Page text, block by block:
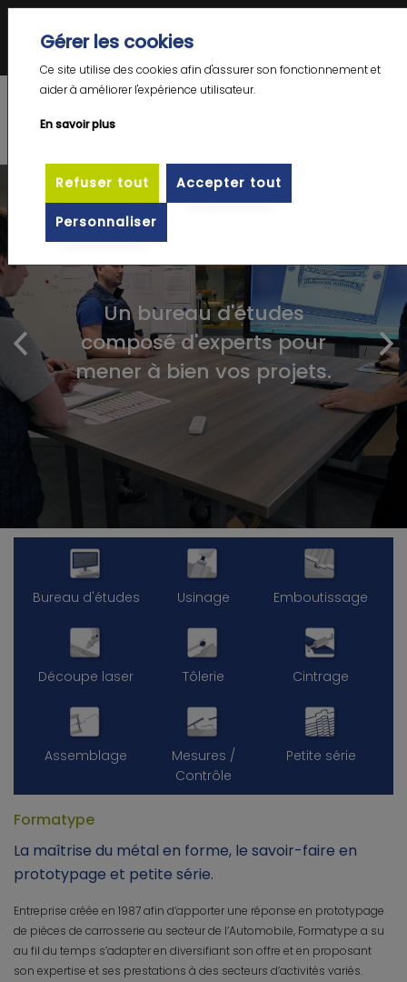
petite série
Un bureau d'études
composé d'experts pour
mener à bien vos projets.
Bureau d'études Usinage Emboutissage
Découpe laser Tôlerie Cintrage
Assemblage
Mesures /
Contrôle
Petite série
Formatype
La maîtrise du métal en forme, le savoir-faire en
prototypage et petite série.
Entreprise créée en 1987 afin d’apporter une réponse en prototypage
de pièces de carrosserie au secteur de l’Automobile, Formatype a su
au fil du temps s’adapter en diversifiant son offre et en proposant
son expertise et ses prestations à des secteurs d’activités variés.
Gérer les cookies
Ce site utilise des cookies afin d'assurer son fonctionnement et
aider à améliorer l'expérience utilisateur.
En savoir plus
Refuser tout Accepter tout
Personnaliser